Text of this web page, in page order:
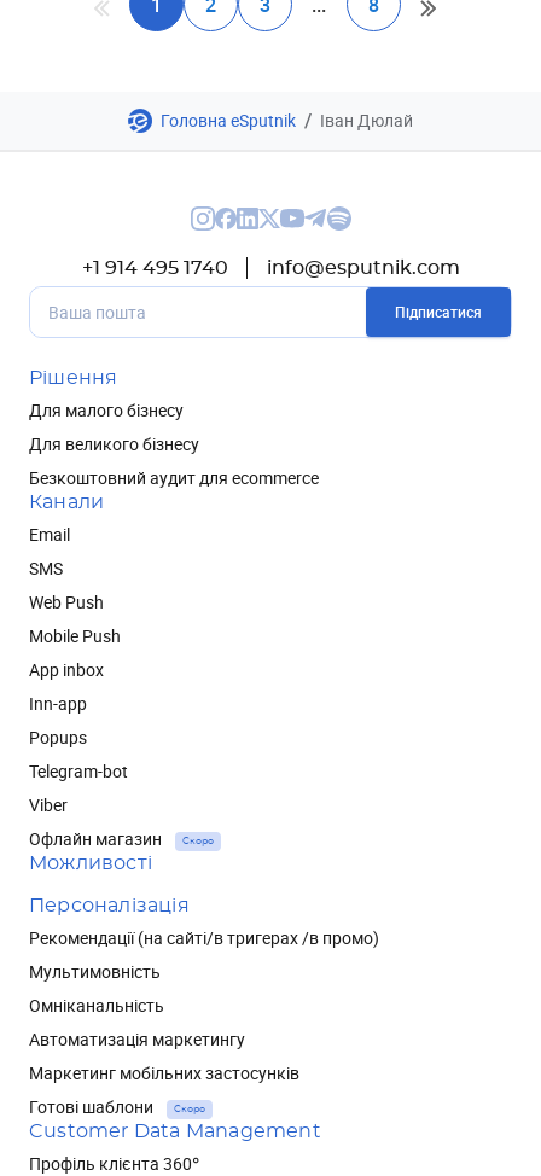
Головна eSputnik / Іван Дюлай
+1 914 495 1740 info@esputnik.com
Підписатися
Рішення
Для малого бізнесу
Для великого бізнесу
Безкоштовний аудит для ecommerce
Канали
Email
SMS
Web Push
Mobile Push
App inbox
Inn-app
Popups
Telegram-bot
Viber
Офлайн магазин
Скоро
Можливості
Персоналізація
Рекомендації (на сайті/в тригерах /в промо)
Мультимовність
Омніканальність
Автоматизація маркетингу
Маркетинг мобільних застосунків
Готові шаблони
Скоро
Customer Data Management
Профіль клієнта 360°